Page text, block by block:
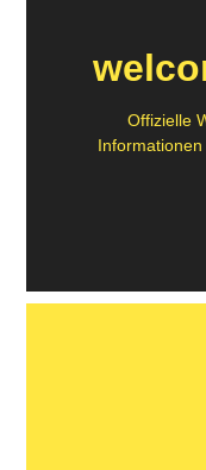
Offizielle